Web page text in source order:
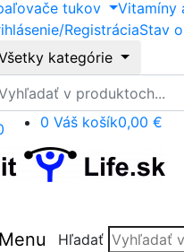
tukov
Vitamíny
RegistráciaStav
kategórie
0 Váš košík0,00 €
Hľadať